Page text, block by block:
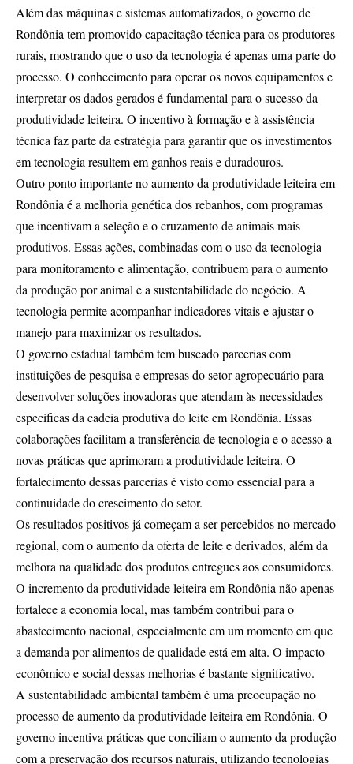
Além das máquinas e sistemas automatizados, o governo de
Rondônia tem promovido capacitação técnica para os produtores
rurais, mostrando que o uso da tecnologia é apenas uma parte do
processo. O conhecimento para operar os novos equipamentos e
interpretar os dados gerados é fundamental para o sucesso da
produtividade leiteira. O incentivo à formação e à assistência
técnica faz parte da estratégia para garantir que os investimentos
em tecnologia resultem em ganhos reais e duradouros.
Outro ponto importante no aumento da produtividade leiteira em
Rondônia é a melhoria genética dos rebanhos, com programas
que incentivam a seleção e o cruzamento de animais mais
produtivos. Essas ações, combinadas com o uso da tecnologia
para monitoramento e alimentação, contribuem para o aumento
da produção por animal e a sustentabilidade do negócio. A
tecnologia permite acompanhar indicadores vitais e ajustar o
manejo para maximizar os resultados.
O governo estadual também tem buscado parcerias com
instituições de pesquisa e empresas do setor agropecuário para
desenvolver soluções inovadoras que atendam às necessidades
específicas da cadeia produtiva do leite em Rondônia. Essas
colaborações facilitam a transferência de tecnologia e o acesso a
novas práticas que aprimoram a produtividade leiteira. O
fortalecimento dessas parcerias é visto como essencial para a
continuidade do crescimento do setor.
Os resultados positivos já começam a ser percebidos no mercado
regional, com o aumento da oferta de leite e derivados, além da
melhora na qualidade dos produtos entregues aos consumidores.
O incremento da produtividade leiteira em Rondônia não apenas
fortalece a economia local, mas também contribui para o
abastecimento nacional, especialmente em um momento em que
a demanda por alimentos de qualidade está em alta. O impacto
econômico e social dessas melhorias é bastante significativo.
A sustentabilidade ambiental também é uma preocupação no
processo de aumento da produtividade leiteira em Rondônia. O
governo incentiva práticas que conciliam o aumento da produção
com a preservação dos recursos naturais, utilizando tecnologias